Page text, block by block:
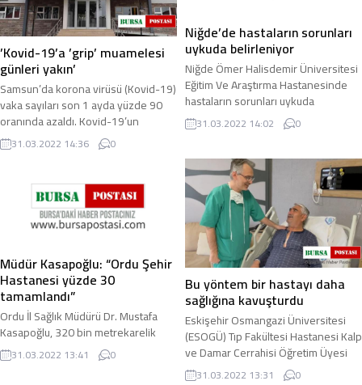
’Kovid-19’a ’grip’ muamelesi
günleri yakın’
Samsun’da korona virüsü (Kovid-19)
vaka sayıları son 1 ayda yüzde 90
oranında azaldı. Kovid-19’un
Türkiye’de yayılım göstermesinin
ardından uzun ...
31.03.2022 14:36 0
Niğde’de hastaların sorunları
uykuda belirleniyor
Niğde Ömer Halisdemir Üniversitesi
Eğitim Ve Araştırma Hastanesinde
hastaların sorunları uykuda
belirlenebiliyor. Yapılan çalışmalarda
4 saatten ...
31.03.2022 14:02 0
Müdür Kasapoğlu: “Ordu Şehir
Hastanesi yüzde 30
tamamlandı”
Ordu İl Sağlık Müdürü Dr. Mustafa
Kasapoğlu, 320 bin metrekarelik
kapalı alana sahip olacak Ordu Şehir
Hastanesi’nin yüzde 30’unun
31.03.2022 13:41 0
Bu yöntem bir hastayı daha
sağlığına kavuşturdu
Eskişehir Osmangazi Üniversitesi
(ESOGÜ) Tıp Fakültesi Hastanesi Kalp
ve Damar Cerrahisi Öğretim Üyesi
Doç. Dr. Cengiz Ovalı ve ekibi ...
31.03.2022 13:31 0